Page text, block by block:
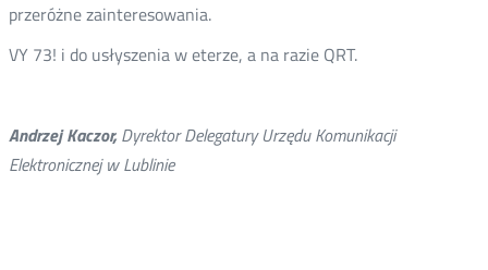
przeróżne zainteresowania.
VY 73! i do usłyszenia w eterze, a na razie QRT.
Andrzej Kaczor,Dyrektor Delegatury Urzędu Komunikacji
Elektronicznej w Lublinie